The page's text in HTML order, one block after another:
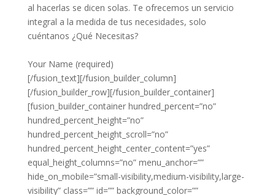
al hacerlas se dicen solas. Te ofrecemos un servicio
integral a la medida de tus necesidades, solo
cuéntanos ¿Qué Necesitas?
Your Name (required)
[/fusion_text][/fusion_builder_column]
[/fusion_builder_row][/fusion_builder_container]
[fusion_builder_container hundred_percent=”no”
hundred_percent_height=”no”
hundred_percent_height_scroll=”no”
hundred_percent_height_center_content=”yes”
equal_height_columns=”no” menu_anchor=””
hide_on_mobile=”small-visibility,medium-visibility,large-
visibility” class=”” id=”” background_color=””